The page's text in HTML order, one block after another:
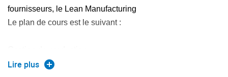
fournisseurs, le Lean Manufacturing
Le plan de cours est le suivant :
Lean Manufacturing
Lire plus